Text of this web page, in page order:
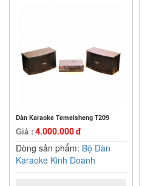
Dàn Karaoke Temeisheng T209
Giá : 4.000.000 đ
Dòng sản phẩm: Bộ Dàn
Karaoke Kinh Doanh